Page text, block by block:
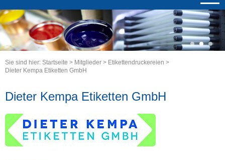
1 2 3
Sie sind hier: Startseite > Mitglieder > Etikettendruckereien >
Dieter Kempa Etiketten GmbH
Dieter Kempa Etiketten GmbH